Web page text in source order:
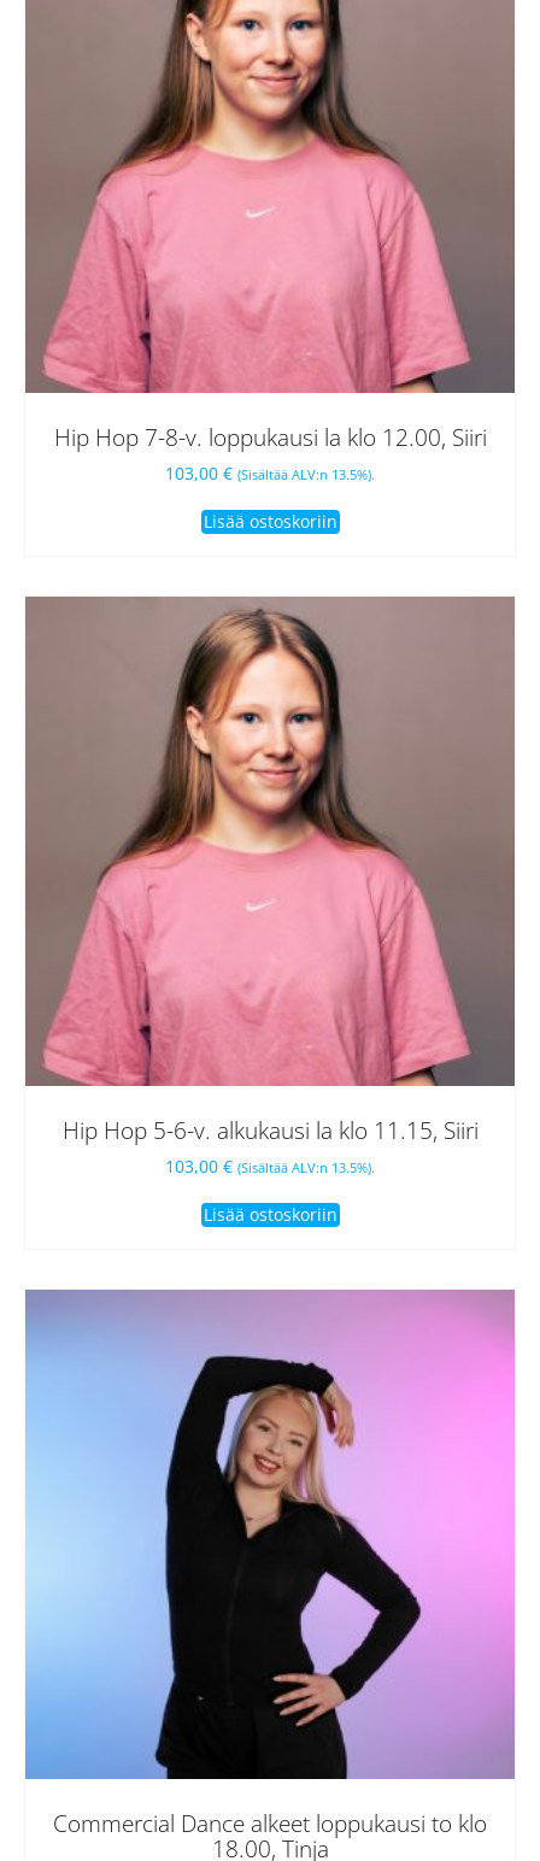
Hip Hop 7-8-v. loppukausi la klo 12.00, Siiri
103,00 € (Sisältää ALV:n 13.5%).
Lisää ostoskoriin
Hip Hop 5-6-v. alkukausi la klo 11.15, Siiri
103,00 € (Sisältää ALV:n 13.5%).
Lisää ostoskoriin
Commercial Dance alkeet loppukausi to klo
18.00, Tinja